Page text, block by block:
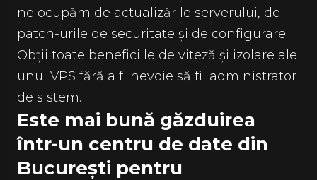
ne ocupăm de actualizările serverului, de
patch-urile de securitate și de configurare.
Obții toate beneficiile de viteză și izolare ale
unui VPS fără a fi nevoie să fii administrator
de sistem.
Este mai bună găzduirea
într-un centru de date din
București pentru